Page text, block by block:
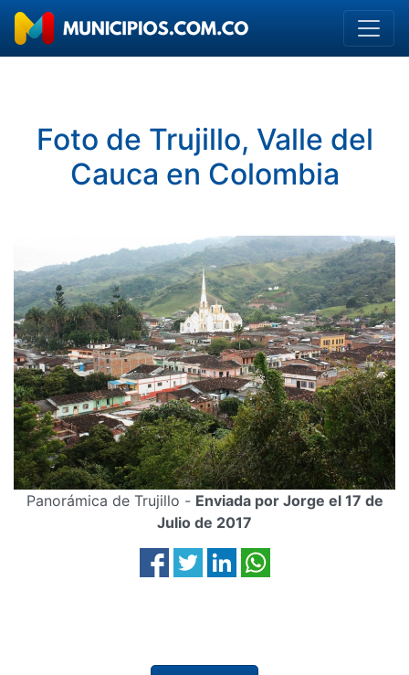
Foto de Trujillo, Valle del
Cauca en Colombia
Panorámica de Trujillo - Enviada por Jorge el 17 de
Julio de 2017